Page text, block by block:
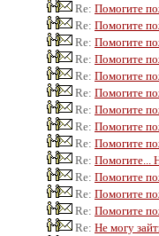
Re: Помогите
Re: Помогите
Re: Помогите
Re: Помогите
Re: Помогите
Re: Помогите
Re: Помогите
Re: Помогите
Re: Помогите
Re: Помогите...
Re: Помогите
Re: Помогите
Re: Помогите
Re: Не могу